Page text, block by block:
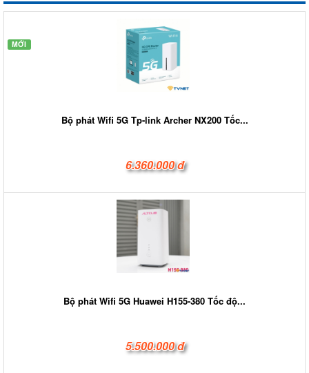
MỚI
Bộ phát Wifi 5G Tp-link Archer NX200 Tốc...
6.360.000 đ
Bộ phát Wifi 5G Huawei H155-380 Tốc độ...
5.500.000 đ